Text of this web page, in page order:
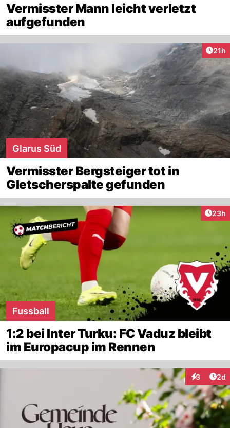
Vermisster Mann leicht verletzt
aufgefunden
21h
Glarus Süd
Vermisster Bergsteiger tot in
Gletscherspalte gefunden
23h
Fussball
1:2 bei Inter Turku: FC Vaduz bleibt
im Europacup im Rennen
3 2d